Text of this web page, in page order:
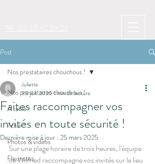
Post
Nos prestataires chouchous !
A table !
Tchin !
Photos & vidéos
Fleuristes
Nos prestataires chouchous !
Faites raccompagner vos
invités en toute sécurité !
Juliette
30 juil. 2020 1 min de lecture
Dernière mise à jour : 25 mars 2025
Sur une plage horaire de trois heures, l'équipe
de Wilfried raccompagne vos invités sur le lieu